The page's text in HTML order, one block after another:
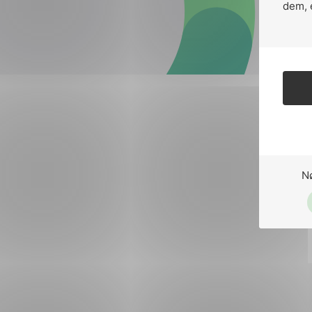
dem,
Forsvar og beredskap
Industri og automatisering
Lavspenning
Maritime elinstallasjoner